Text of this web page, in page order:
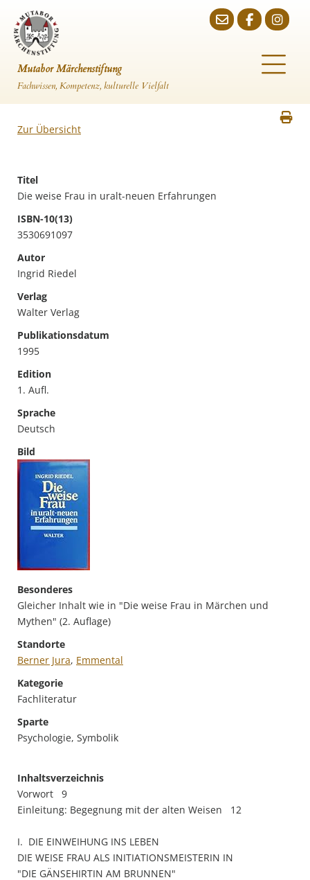
Mutabor Märchenstiftung
Fachwissen, Kompetenz, kulturelle Vielfalt
Zur Übersicht
Titel
Die weise Frau in uralt-neuen Erfahrungen
ISBN-10(13)
3530691097
Autor
Ingrid Riedel
Verlag
Walter Verlag
Publikationsdatum
1995
Edition
1. Aufl.
Sprache
Deutsch
Bild
Besonderes
Gleicher Inhalt wie in "Die weise Frau in Märchen und
Mythen" (2. Auflage)
Standorte
Berner Jura, Emmental
Kategorie
Fachliteratur
Sparte
Psychologie, Symbolik
Inhaltsverzeichnis
Vorwort 9
Einleitung: Begegnung mit der alten Weisen 12
I. DIE EINWEIHUNG INS LEBEN
DIE WEISE FRAU ALS INITIATIONSMEISTERIN IN
"DIE GÄNSEHIRTIN AM BRUNNEN"